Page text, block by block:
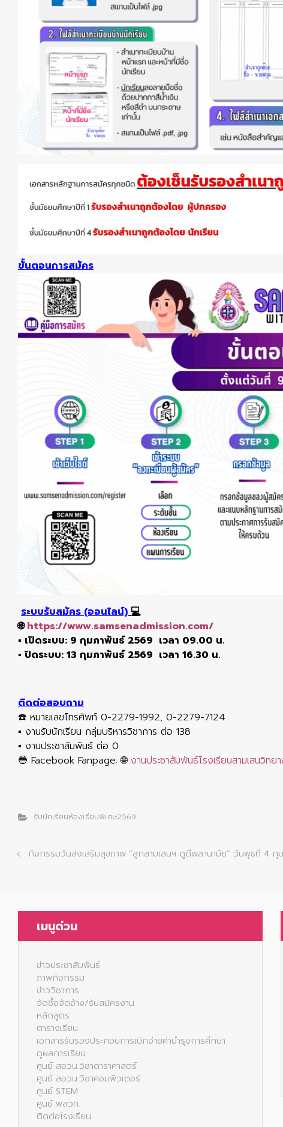
ขั้นตอนการสมัคร
ระบบรับสมัคร (ออนไลน์) 💻
🌐https://www.samsenadmission.com/
▪️ เปิดระบบ: 9 กุมภาพันธ์ 2569 เวลา 09.00 น.
▪️ ปิดระบบ: 13 กุมภาพันธ์ 2569 เวลา 16.30 น.
ติดต่อสอบถาม
☎️ หมายเลขโทรศัพท์ 0-2279-1992, 0-2279-7124
▪️ งานรับนักเรียน กลุ่มบริหารวิชาการ ต่อ 138
▪️ งานประชาสัมพันธ์ ต่อ 0
🔵 Facebook Fanpage: 🌐งานประชาสัมพันธ์โรงเรียนสามเสนวิทย
รับนักเรียนห้องเรียนพิเศษ2569
กิจกรรมวันส่งเสริมสุขภาพ “ลูกสามเสนฯ ดูดีพลานามัย” วันพุธที่ 4 กุ
เมนูด่วน
ข่าวประชาสัมพันธ์
ภาพกิจกรรม
ข่าววิชาการ
จัดซื้อจัดจ้าง/รับสมัครงาน
หลักสูตร
ตารางเรียน
เอกสารรับรองประกอบการเบิกจ่ายค่าบำรุงการศึกษา
ดูผลการเรียน
ศูนย์ สอวน.วิชาดาราศาสตร์
ศูนย์ สอวน.วิชาคอมพิวเตอร์
ศูนย์ STEM
ศูนย์ พสวท.
ติดต่อโรงเรียน